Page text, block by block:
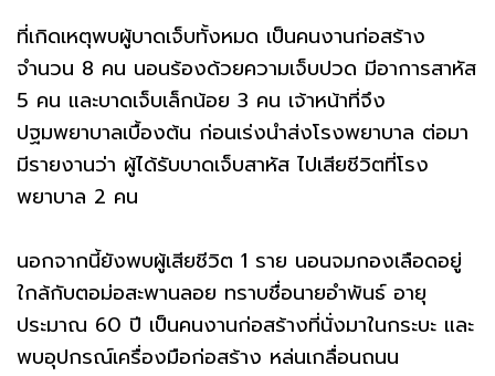
ที่เกิดเหตุพบผู้บาดเจ็บทั้งหมด เป็นคนงานก่อสร้าง
จำนวน 8 คน นอนร้องด้วยความเจ็บปวด มีอาการสาหัส
5 คน และบาดเจ็บเล็กน้อย 3 คน เจ้าหน้าที่จึง
ปฐมพยาบาลเบื้องต้น ก่อนเร่งนำส่งโรงพยาบาล ต่อมา
มีรายงานว่า ผู้ได้รับบาดเจ็บสาหัส ไปเสียชีวิตที่โรง
พยาบาล 2 คน
นอกจากนี้ยังพบผู้เสียชีวิต 1 ราย นอนจมกองเลือดอยู่
ใกล้กับตอม่อสะพานลอย ทราบชื่อนายอำพันธ์ อายุ
ประมาณ 60 ปี เป็นคนงานก่อสร้างที่นั่งมาในกระบะ และ
พบอุปกรณ์เครื่องมือก่อสร้าง หล่นเกลื่อนถนน